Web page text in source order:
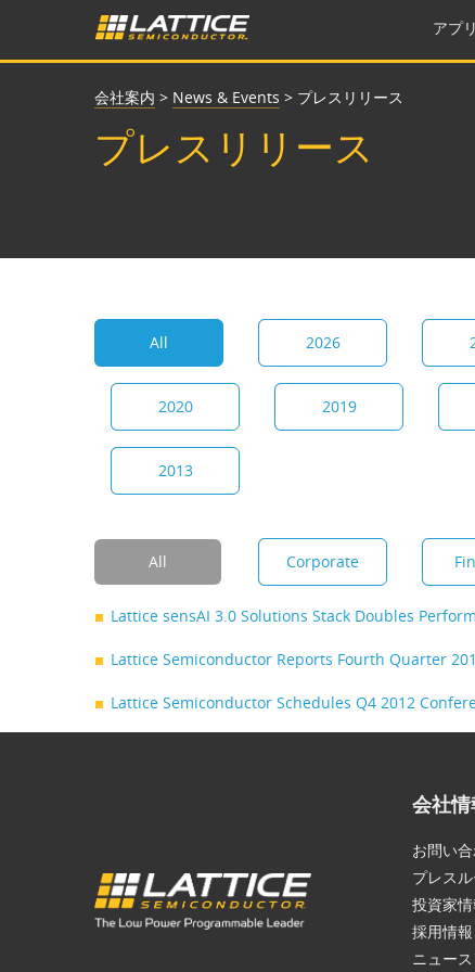
アプ
会社案内 > News & Events > プレスリリース
プレスリリース
All 2026
2020 2019
2013
All Corporate
Lattice sensAI 3.0 Solutions Stack Doubles
Lattice Semiconductor Reports Fourth Quarter
Lattice Semiconductor Schedules Q4 2012
会社情
お問い
プレス
投資家
採用情報
ニュー